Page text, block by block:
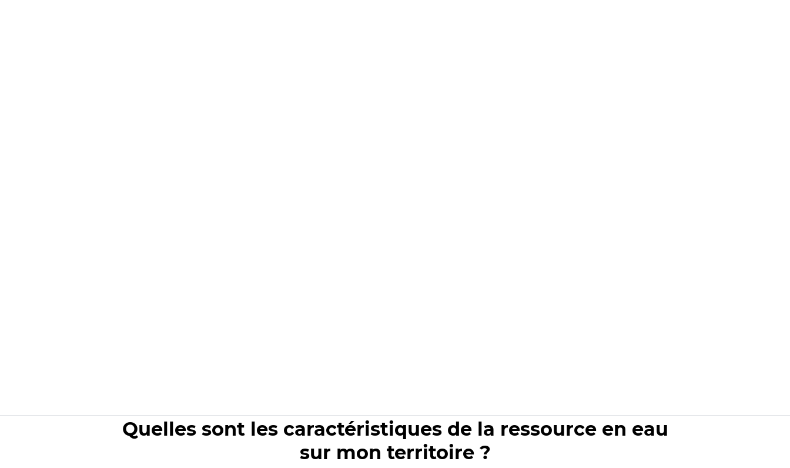
Quelles sont les caractéristiques de la ressource en eau
sur mon territoire ?